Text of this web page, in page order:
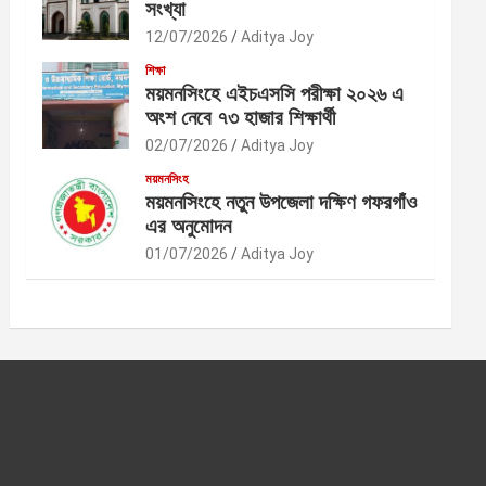
সংখ্যা
12/07/2026 Aditya Joy
শিক্ষা
ময়মনসিংহে এইচএসসি পরীক্ষা ২০২৬ এ
অংশ নেবে ৭৩ হাজার শিক্ষার্থী
02/07/2026 Aditya Joy
ময়মনসিংহ
ময়মনসিংহে নতুন উপজেলা দক্ষিণ গফরগাঁও
এর অনুমোদন
01/07/2026 Aditya Joy